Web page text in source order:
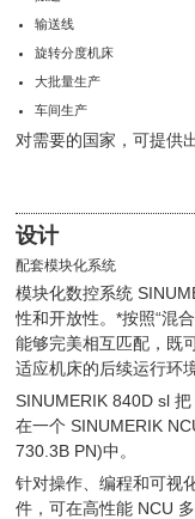
输送线
旋转分度机床
大批量生产
车间生产
对需要的国家，可提供
设计
配套模块化系统
模块化数控系统
性和开放性。*按照“混
能够完美相互匹配，既
适应机床的后续运行环境
SINUMERIK 840D sl
在一个 SINUMERIK
730.3B PN)中。
针对操作、编程和可视
件，可在高性能 NCU